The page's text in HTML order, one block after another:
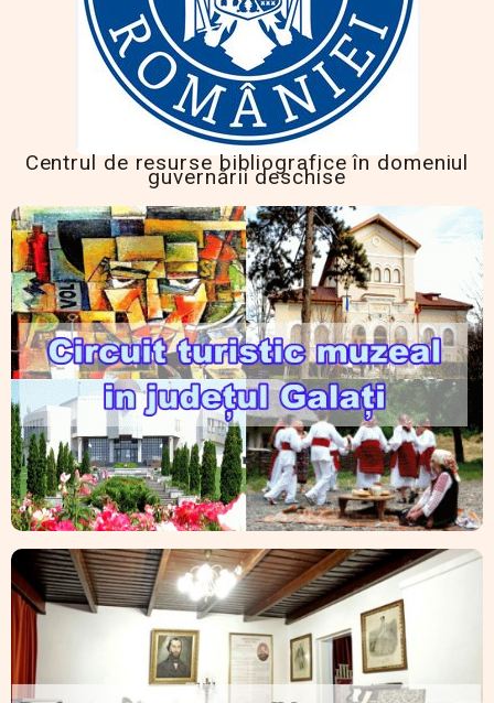
Centrul de resurse bibliografice în domeniul
guvernării deschise